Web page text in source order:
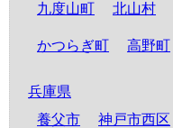
九度山町 北山村
かつらぎ町 高野町
兵庫県
養父市
神戸市西区